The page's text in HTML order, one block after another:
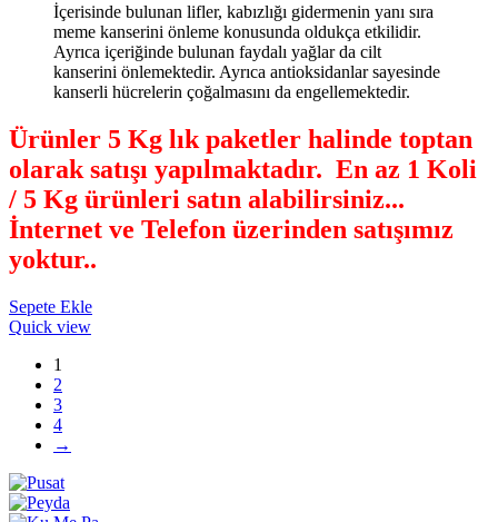
İçerisinde bulunan lifler, kabızlığı gidermenin yanı sıra
meme kanserini önleme konusunda oldukça etkilidir.
Ayrıca içeriğinde bulunan faydalı yağlar da cilt
kanserini önlemektedir. Ayrıca antioksidanlar sayesinde
kanserli hücrelerin çoğalmasını da engellemektedir.
Ürünler 5 Kg lık paketler halinde toptan
olarak satışı yapılmaktadır. En az 1 Koli
/ 5 Kg ürünleri satın alabilirsiniz...
İnternet ve Telefon üzerinden satışımız
yoktur..
Sepete Ekle
Quick view
1
2
3
4
→